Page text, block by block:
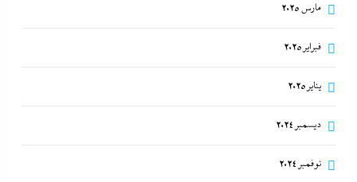
مارس 2025
فبراير 2025
يناير 2025
ديسمبر 2024
نوفمبر 2024